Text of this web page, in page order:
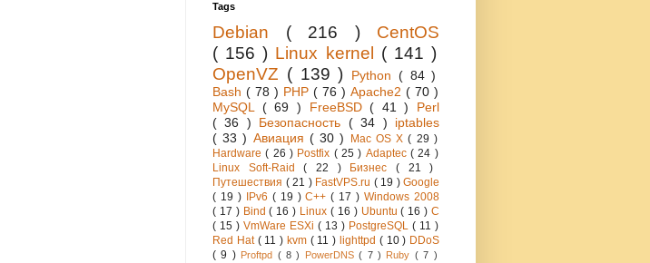
Tags
Debian ( 216 ) CentOS
( 156 ) Linux kernel ( 141 )
OpenVZ ( 139 ) Python ( 84 )
Bash ( 78 ) PHP ( 76 ) Apache2 ( 70 )
MySQL ( 69 ) FreeBSD( 41 ) Perl
( 36 ) Безопасность ( 34 ) iptables
( 33 ) Авиация ( 30 ) Mac OS X( 29 )
Hardware( 26 ) Postfix ( 25 ) Adaptec( 24 )
Linux Soft-Raid( 22 ) Бизнес( 21 )
Путешествия ( 21 ) FastVPS.ru ( 19 ) Google
( 19 )
IPv6 ( 19 )C++( 17 )Windows 2008
( 17 ) Bind( 16 ) Linux ( 16 ) Ubuntu( 16 )C
( 15 ) VmWare ESXi ( 13 ) PostgreSQL ( 11 )
Red Hat ( 11 ) kvm ( 11 ) lighttpd ( 10 ) DDoS
( 9 ) Proftpd ( 8 ) PowerDNS( 7 ) Ruby ( 7 )